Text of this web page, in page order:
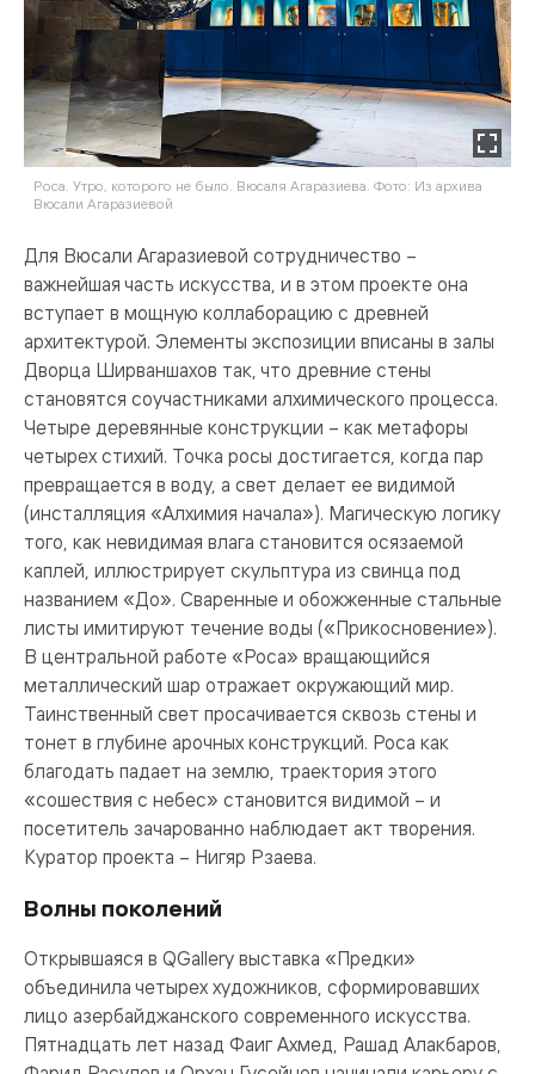
Роса. Утро, которого не было. Вюсаля Агаразиева. Фото: Из архива
Вюсали Агаразиевой
Для Вюсали Агаразиевой сотрудничество –
важнейшая часть искусства, и в этом проекте она
вступает в мощную коллаборацию с древней
архитектурой. Элементы экспозиции вписаны в залы
Дворца Ширваншахов так, что древние стены
становятся соучастниками алхимического процесса.
Четыре деревянные конструкции – как метафоры
четырех стихий. Точка росы достигается, когда пар
превращается в воду, а свет делает ее видимой
(инсталляция «Алхимия начала»). Магическую логику
того, как невидимая влага становится осязаемой
каплей, иллюстрирует скульптура из свинца под
названием «До». Сваренные и обожженные стальные
листы имитируют течение воды («Прикосновение»).
В центральной работе «Роса» вращающийся
металлический шар отражает окружающий мир.
Таинственный свет просачивается сквозь стены и
тонет в глубине арочных конструкций. Роса как
благодать падает на землю, траектория этого
«сошествия с небес» становится видимой – и
посетитель зачарованно наблюдает акт творения.
Куратор проекта – Нигяр Рзаева.
Волны поколений
Открывшаяся в QGallery выставка «Предки»
объединила четырех художников, сформировавших
лицо азербайджанского современного искусства.
Пятнадцать лет назад Фаиг Ахмед, Рашад Алакбаров,